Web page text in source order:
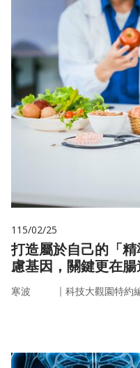
115/02/25
打造屬於自己的「
慮基因，關鍵更在
寒波 ｜ 科技大觀園特約